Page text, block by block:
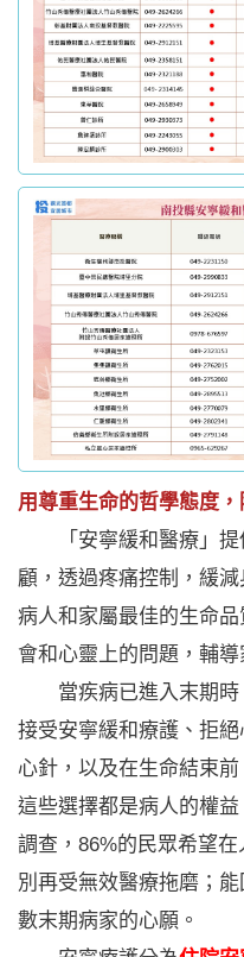
用尊重生命的哲學態度
「安寧緩和醫療」提
顧，透過疼痛控制，緩
病人和家屬最佳的生命
會和心靈上的問題，輔
當疾病已進入末期時
接受安寧緩和療護、拒
心針，以及在生命結束
這些選擇都是病人的權
調查，86%的民眾希望在
別再受無效醫療拖磨；
數末期病家的心願。